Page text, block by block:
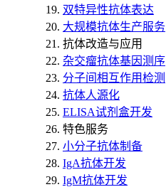
双特异性抗体表达
大规模抗体生产服务
抗体改造与应用
杂交瘤抗体基因测序
分子间相互作用检测
抗体人源化
ELISA试剂盒开发
特色服务
小分子抗体制备
IgA抗体开发
IgM抗体开发